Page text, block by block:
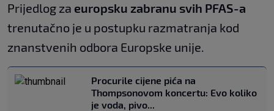
Prijedlog za europsku zabranu svih PFAS-a
trenutačno je u postupku razmatranja kod
znanstvenih odbora Europske unije.
Procurile cijene pića na
Thompsonovom koncertu: Evo koliko
je voda, pivo...